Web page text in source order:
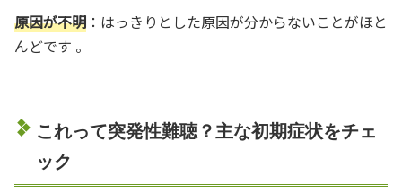
原因が不明 ：はっきりとした原因が分からないことがほと
んどです 。
これって突発性難聴？主な初期症状をチェ
ック